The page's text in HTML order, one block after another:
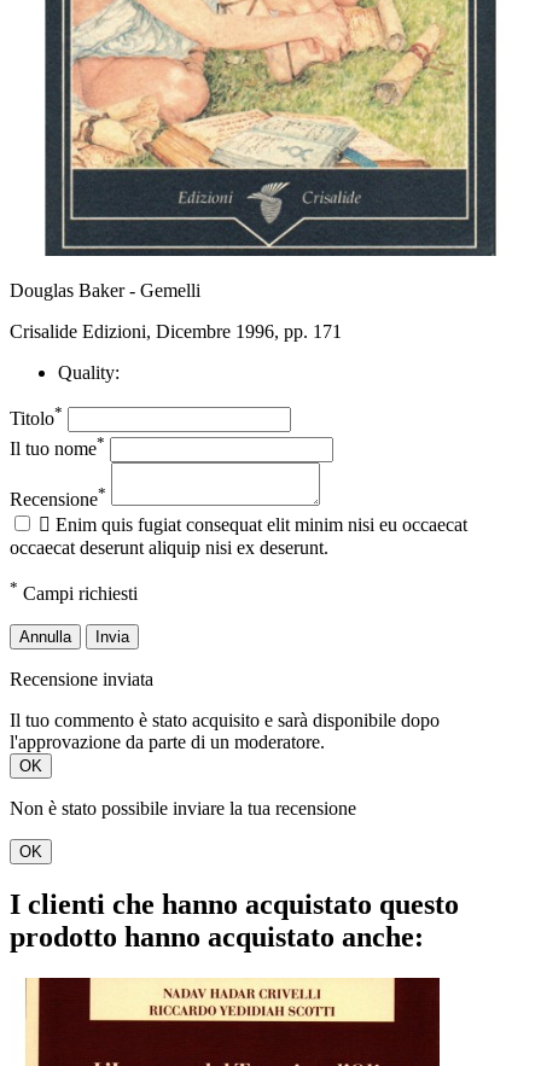
Douglas Baker - Gemelli
Crisalide Edizioni, Dicembre 1996, pp. 171
Quality:
Titolo*
Il tuo nome*
Recensione*
 Enim quis fugiat consequat elit minim nisi eu occaecat
occaecat deserunt aliquip nisi ex deserunt.
* Campi richiesti
Annulla Invia
Recensione inviata
Il tuo commento è stato acquisito e sarà disponibile dopo
l'approvazione da parte di un moderatore.
OK
Non è stato possibile inviare la tua recensione
OK
I clienti che hanno acquistato questo
prodotto hanno acquistato anche: